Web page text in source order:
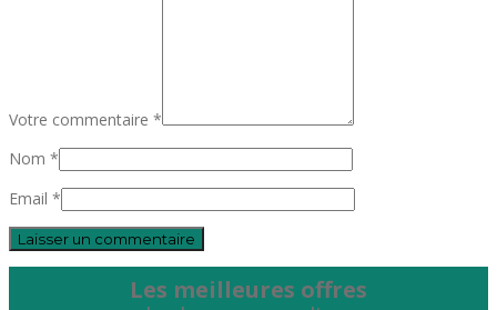
Votre commentaire *
Nom *
Email *
Les meilleures offres